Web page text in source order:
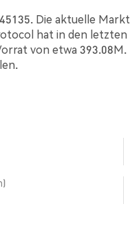
Die aktuelle
hat in den
von etwa